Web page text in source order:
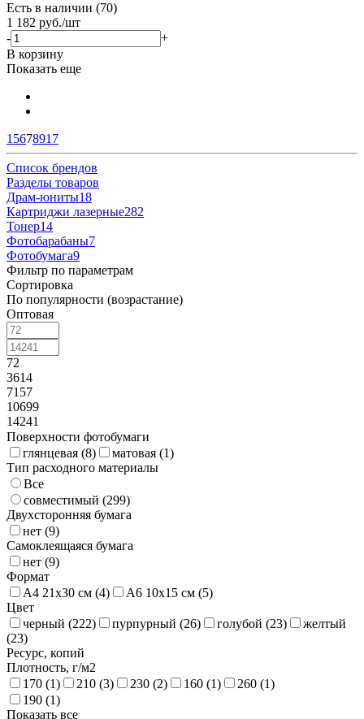
Есть в наличии (70)
1 182 руб./шт
-
+
В корзину
Показать еще
1 5678917
Список брендов
Разделы товаров
Драм-юниты18
Картриджи лазерные282
Тонер14
Фотобарабаны7
Фотобумага9
Фильтр по параметрам
Сортировка
По популярности (возрастание)
Оптовая
72
3614
7157
10699
14241
Поверхности фотобумаги
глянцевая (8) матовая (1)
Тип расходного материалы
Все
совместимый (299)
Двухсторонняя бумага
нет (9)
Самоклеящаяся бумага
нет (9)
Формат
A4 21х30 см (4) A6 10х15 см (5)
Цвет
черный (222) пурпурный (26) голубой (23)
желтый
(23)
Ресурс, копий
Плотность, г/м2
170 (1) 210 (3) 230 (2) 160 (1) 260 (1)
190 (1)
Показать все